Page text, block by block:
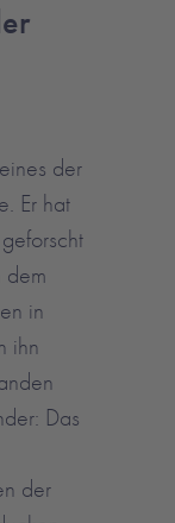
der
Er hat
dem
in
ihn
Das
der